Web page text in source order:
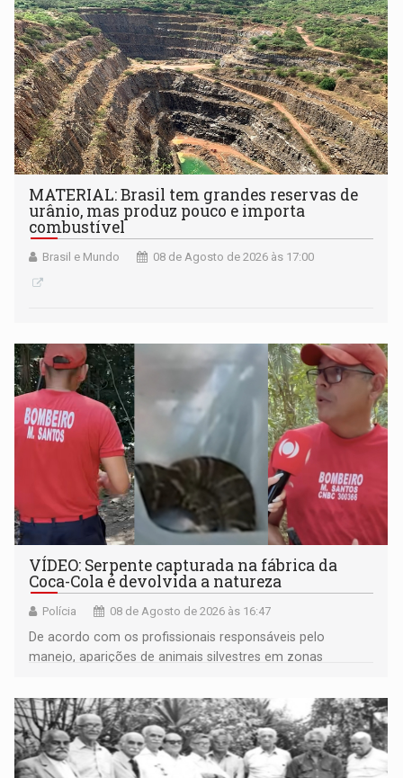
MATERIAL: Brasil tem grandes reservas de
urânio, mas produz pouco e importa
combustível
Brasil e Mundo 08 de Agosto de 2026 às 17:00
VÍDEO: Serpente capturada na fábrica da
Coca-Cola é devolvida a natureza
Polícia 08 de Agosto de 2026 às 16:47
De acordo com os profissionais responsáveis pelo
manejo, aparições de animais silvestres em zonas